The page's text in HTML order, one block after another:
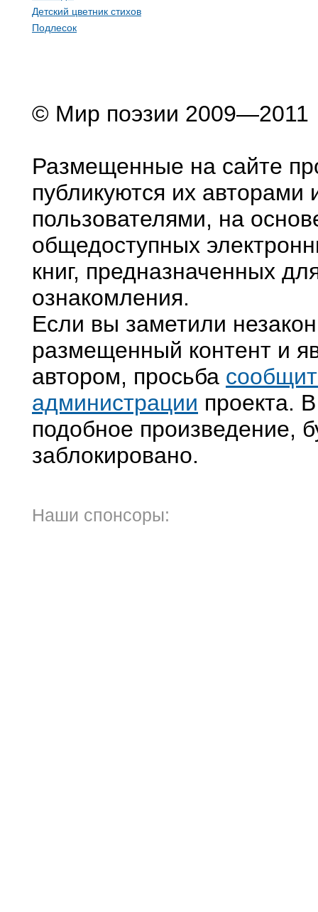
Детский цветник стихов
Подлесок
© Мир поэзии 2009—2011
Размещенные на сайте
публикуются их авторами
пользователями, на
общедоступных
книг, предназначенных
ознакомления.
Если вы заметили
размещенный контент и
автором, просьба
администрации проекта.
подобное произведение,
заблокировано.
Наши спонсоры: